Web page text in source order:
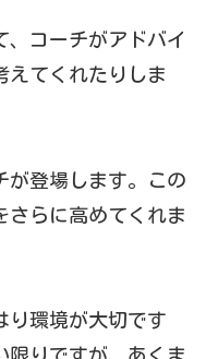
、コーチがアドバイ
えてくれたりしま
が登場します。この
さらに高めてくれま
り環境が大切です
限りですが、あくま